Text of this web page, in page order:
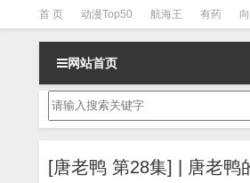
首 页 动漫Top50 航海王 有药
斗罗3 火影 一拳超人 柯南 阴阳
网站首页
[唐老鸭 第28集] | 唐老鸭